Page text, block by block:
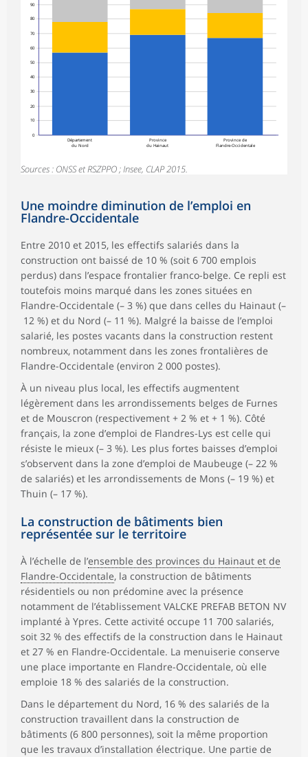
0
10
20
30
40
50
60
70
80
90
Département
du Nord
Province
du Hainaut
Province de
Flandre-Occidentale
Sources : ONSS et RSZPPO ; Insee, CLAP 2015.
Une moindre diminution de l’emploi en
Flandre-Occidentale
Entre 2010 et 2015, les effectifs salariés dans la
construction ont baissé de 10 % (soit 6 700 emplois
perdus) dans l’espace frontalier franco-belge. Ce repli est
toutefois moins marqué dans les zones situées en
Flandre-Occidentale (– 3 %) que dans celles du Hainaut (–
12 %) et du Nord (– 11 %). Malgré la baisse de l’emploi
salarié, les postes vacants dans la construction restent
nombreux, notamment dans les zones frontalières de
Flandre-Occidentale (environ 2 000 postes).
À un niveau plus local, les effectifs augmentent
légèrement dans les arrondissements belges de Furnes
et de Mouscron (respectivement + 2 % et + 1 %). Côté
français, la zone d’emploi de Flandres-Lys est celle qui
résiste le mieux (– 3 %). Les plus fortes baisses d’emploi
s’observent dans la zone d’emploi de Maubeuge (– 22 %
de salariés) et les arrondissements de Mons (– 19 %) et
Thuin (– 17 %).
La construction de bâtiments bien
représentée sur le territoire
À l’échelle de l’ensemble des provinces du Hainaut et de
Flandre-Occidentale, la construction de bâtiments
résidentiels ou non prédomine avec la présence
notamment de l’établissement VALCKE PREFAB BETON NV
implanté à Ypres. Cette activité occupe 11 700 salariés,
soit 32 % des effectifs de la construction dans le Hainaut
et 27 % en Flandre-Occidentale. La menuiserie conserve
une place importante en Flandre-Occidentale, où elle
emploie 18 % des salariés de la construction.
Dans le département du Nord, 16 % des salariés de la
construction travaillent dans la construction de
bâtiments (6 800 personnes), soit la même proportion
que les travaux d’installation électrique. Une partie de